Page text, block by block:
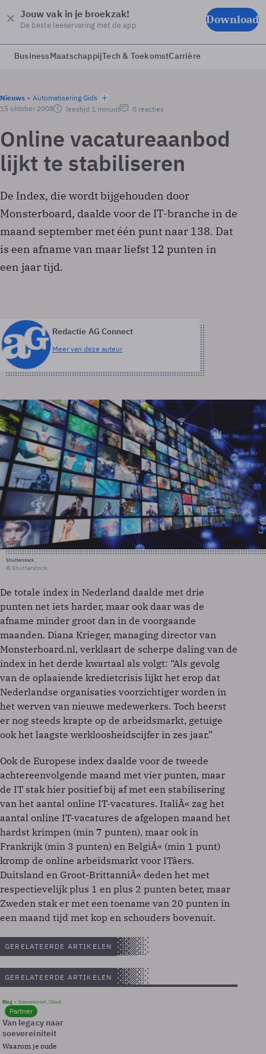
Jouw vak in je broekzak!
De beste leeservaring met de app Download
BusinessMaatschappijTech & ToekomstCarrière
Nieuws
Automatisering Gids
15 oktober 2008
leestijd 1 minuut 0 reacties
Online vacatureaanbod
lijkt te stabiliseren
De Index, die wordt bijgehouden door
Monsterboard, daalde voor de IT-branche in de
maand september met één punt naar 138. Dat
is een afname van maar liefst 12 punten in
een jaar tijd.
Redactie AG Connect
Meer van deze auteur
Shutterstock
© Shutterstock
De totale index in Nederland daalde met drie
punten net iets harder, maar ook daar was de
afname minder groot dan in de voorgaande
maanden. Diana Krieger, managing director van
Monsterboard.nl, verklaart de scherpe daling van de
index in het derde kwartaal als volgt: “Als gevolg
van de oplaaiende kredietcrisis lijkt het erop dat
Nederlandse organisaties voorzichtiger worden in
het werven van nieuwe medewerkers. Toch heerst
er nog steeds krapte op de arbeidsmarkt, getuige
ook het laagste werkloosheidscijfer in zes jaar.”
Ook de Europese index daalde voor de tweede
achtereenvolgende maand met vier punten, maar
de IT stak hier positief bij af met een stabilisering
van het aantal online IT-vacatures. ItaliÃ« zag het
aantal online IT-vacatures de afgelopen maand het
hardst krimpen (min 7 punten), maar ook in
Frankrijk (min 3 punten) en BelgiÃ« (min 1 punt)
kromp de online arbeidsmarkt voor ITâers.
Duitsland en Groot-BrittanniÃ« deden het met
respectievelijk plus 1 en plus 2 punten beter, maar
Zweden stak er met een toename van 20 punten in
een maand tijd met kop en schouders bovenuit.
GERELATEERDE ARTIKELEN
GERELATEERDE ARTIKELEN
Blog Soevereinteit, Cloud
Partner
Van legacy naar
soevereiniteit
Waarom je oude